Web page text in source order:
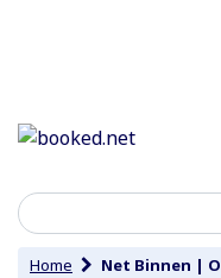
Home Net Binnen |